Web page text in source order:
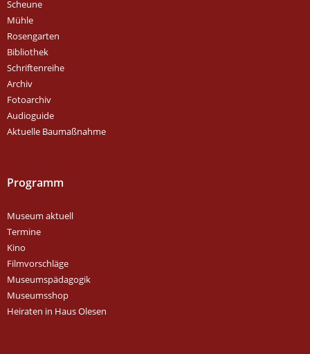
Scheune
Mühle
Rosengarten
Bibliothek
Schriftenreihe
Archiv
Fotoarchiv
Audioguide
Aktuelle Baumaßnahme
Programm
Museum aktuell
Termine
Kino
Filmvorschläge
Museumspädagogik
Museumsshop
Heiraten in Haus Olesen